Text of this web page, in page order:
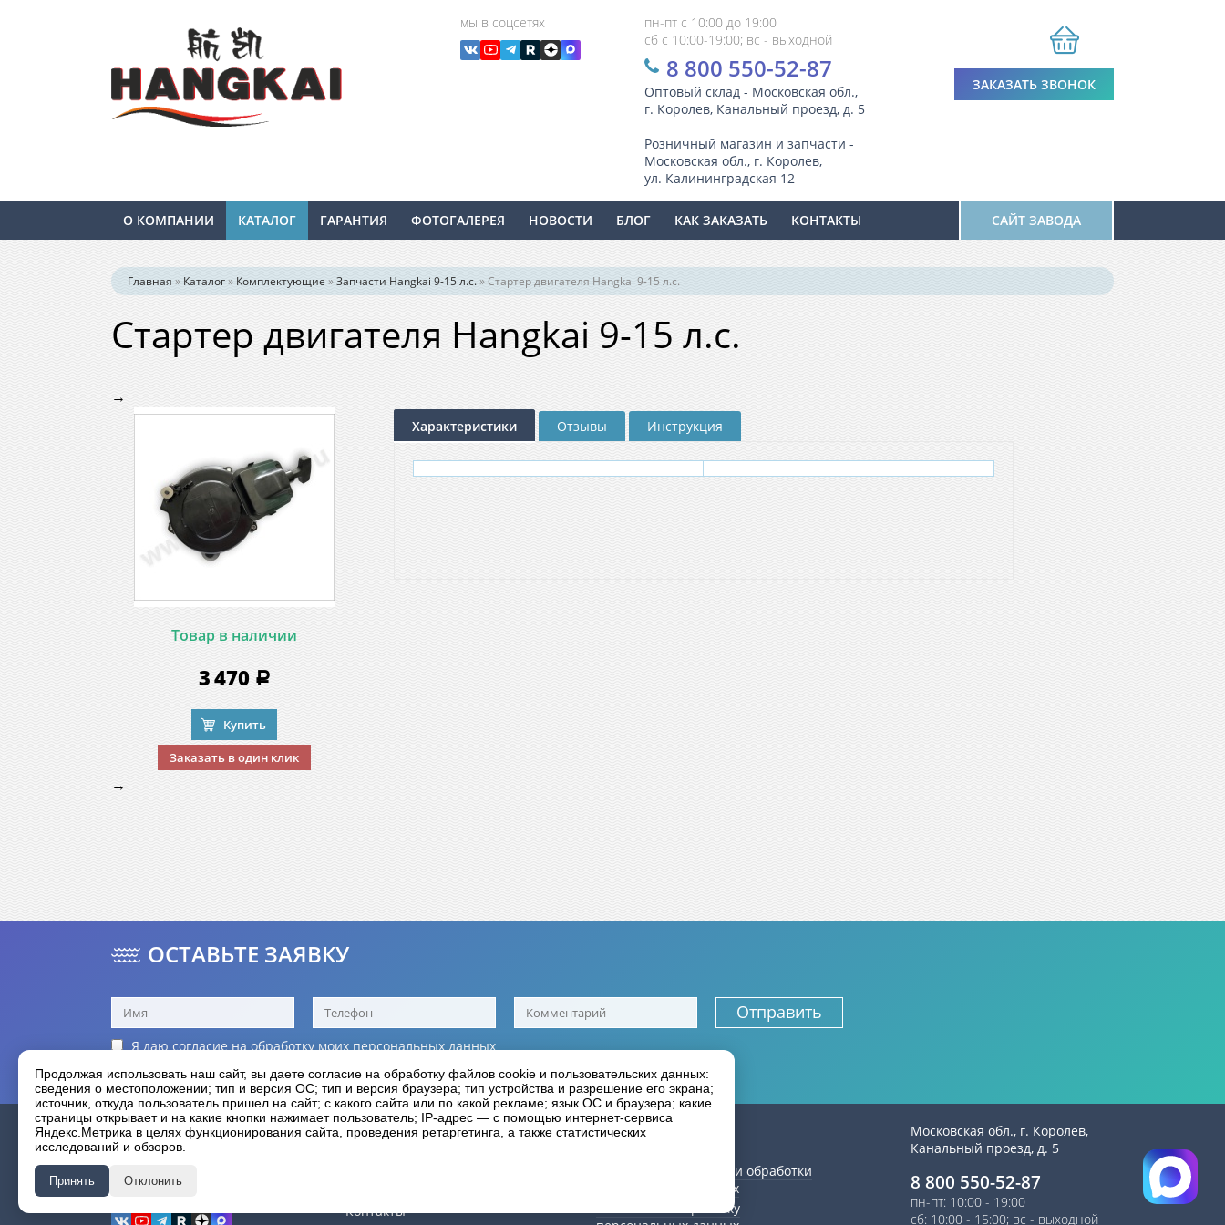
мы в соцсетях
пн-пт с 10:00 до 19:00
сб с 10:00-19:00; вс - выходной
8 800 550-52-87
Оптовый склад - Московская обл.,
г. Королев, Канальный проезд, д. 5
Розничный магазин и запчасти -
Московская обл., г. Королев,
ул. Калининградская 12
ЗАКАЗАТЬ ЗВОНОК
О КОМПАНИИ КАТАЛОГ ГАРАНТИЯ ФОТОГАЛЕРЕЯ НОВОСТИ БЛОГ КАК ЗАКАЗАТЬ КОНТАКТЫ САЙТ ЗАВОДА
Главная » Каталог» Комплектующие»Запчасти Hangkai 9-15 л.с.»Стартер двигателя Hangkai 9-15 л.с.
Стартер двигателя Hangkai 9-15 л.с.
→
Товар в наличии
3 470 a
Купить
Заказать в один клик
Характеристики Отзывы Инструкция
→
ОСТАВЬТЕ ЗАЯВКУ
Отправить
Я даю согласие на обработку моихперсональных данных
Я принимаю условия политики конфиденциальности
HANGKAI
лодочные моторы
О компании
Контакты
Как сделать заказ
Политика в отношении обработки
персональных данных
Согласие на обработку
Московская обл., г. Королев,
Канальный проезд, д. 5
8 800 550-52-87
пн-пт: 10:00 - 19:00
сб: 10:00 - 15:00; вс - выходной
Продолжая использовать наш сайт, вы даете согласие на обработку файлов cookie и пользовательских данных:
сведения о местоположении; тип и версия ОС; тип и версия браузера; тип устройства и разрешение его экрана;
источник, откуда пользователь пришел на сайт; с какого сайта или по какой рекламе; язык ОС и браузера; какие
страницы открывает и на какие кнопки нажимает пользователь; IP-адрес — с помощью интернет-сервиса
Яндекс.Метрика в целях функционирования сайта, проведения ретаргетинга, а также статистических
исследований и обзоров.
Принять Отклонить